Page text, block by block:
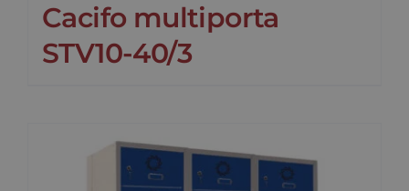
Cacifo multiporta
STV10-40/3